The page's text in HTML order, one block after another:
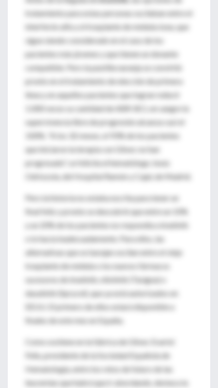
tratamiento para estas personas oscilaban entre el
interferón alfa y el trasplante de médula ósea, que
sigue siendo considerado en el caso de los
pacientes más jóvenes y que tienen un donante
compatible. Pero la pastilla naranja se convirtió
pronto en el tratamiento de elección de primera
línea y en aquellos pacientes que logran reducir
1.000 veces su cantidad de ABR-BCL en sangre la
supervivencia libre de progresión alcanza casi el
100%. "A los 32 meses, el 93% de los pacientes
que iniciaron la terapia con Glivec no han
progresado", se felicita el hematólogo Jesús
Odriozola, del Hospital Ramón y Cajal, de Madrid.
Pero la historia no estaba escrita para tener un
final feliz y pronto se descubrió que entre un 10%
y un 20% de los pacientes no respondía a imatinib
o lo hacía inadecuadamente. Para ellos, las
alternativas que se barajan oscilan entre el viejo
trasplante de médula o los nuevos fármacos
sucesores de imatinib, nilotinib (Tasigna) o
dasatinib (Sprycel), que ya está autorizados en
EEUU. El primero de ellos estará disponible a
finales de este mes en España.
Como sostiene en la fábrica de Glivec Evarist
Feliu, presidente de la Sociedad Española de
Hematología, entre los retos de futuro de las
leucemias que habrá que ir abordando, destaca la